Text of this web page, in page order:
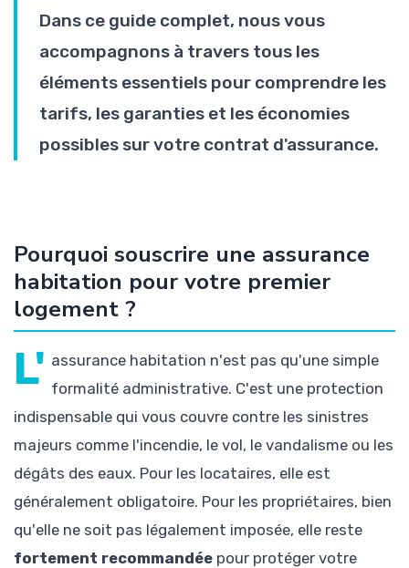
Dans ce guide complet, nous vous
accompagnons à travers tous les
éléments essentiels pour comprendre les
tarifs, les garanties et les économies
possibles sur votre contrat d'assurance.
Pourquoi souscrire une assurance
habitation pour votre premier
logement ?
L' assurance habitation n'est pas qu'une simple
formalité administrative. C'est une protection
indispensable qui vous couvre contre les sinistres
majeurs comme l'incendie, le vol, le vandalisme ou les
dégâts des eaux. Pour les locataires, elle est
généralement obligatoire. Pour les propriétaires, bien
qu'elle ne soit pas légalement imposée, elle reste
fortement recommandée pour protéger votre